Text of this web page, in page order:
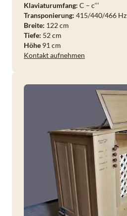
Klaviaturumfang: C – c‘‘‘
Transponierung: 415/440/466 Hz
Breite: 122 cm
Tiefe: 52 cm
Höhe 91 cm
Kontakt aufnehmen